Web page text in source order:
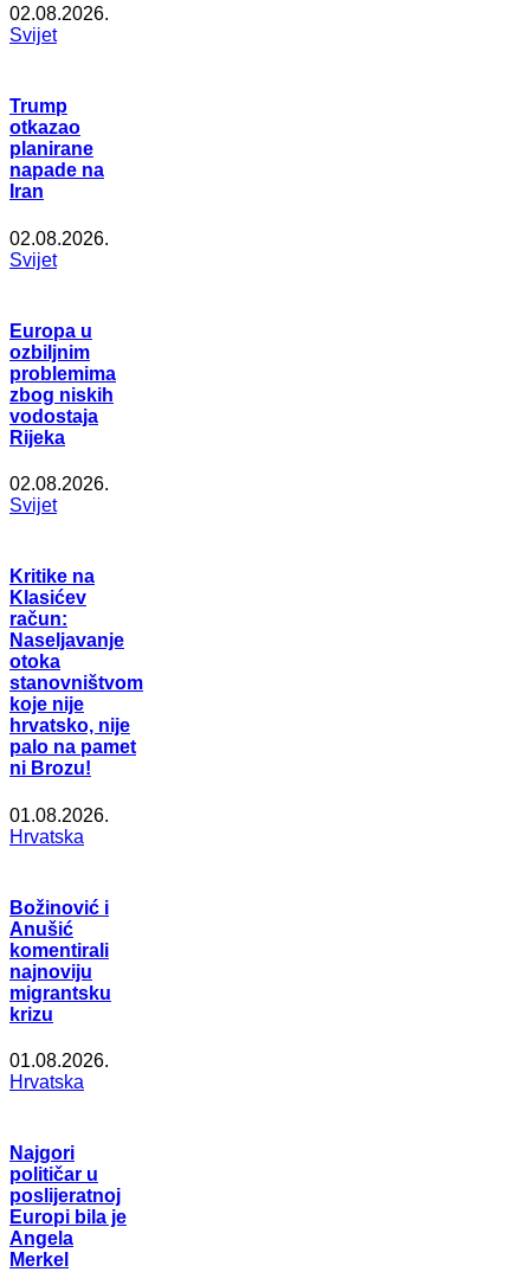
02.08.2026.
Svijet
Trump
otkazao
planirane
napade na
Iran
02.08.2026.
Svijet
Europa u
ozbiljnim
problemima
zbog niskih
vodostaja
Rijeka
02.08.2026.
Svijet
Kritike na
Klasićev
račun:
Naseljavanje
otoka
stanovništvom
koje nije
hrvatsko, nije
palo na pamet
ni Brozu!
01.08.2026.
Hrvatska
Božinović i
Anušić
komentirali
najnoviju
migrantsku
krizu
01.08.2026.
Hrvatska
Najgori
političar u
poslijeratnoj
Europi bila je
Angela
Merkel